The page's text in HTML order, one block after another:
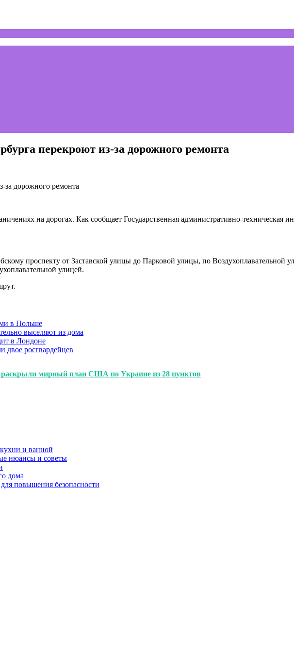
перекроют из-за дорожного ремонта
на дорогах. Как сообщает Государственная административно-техническая
проспекту от Заставской улицы до Парковой улицы, по Воздухоплавательной
улицей.
в Польше
выселяют из дома
в Лондоне
двое росгвардейцев
мирный план США по Украине из 28 пунктов
и ванной
нюансы и советы
дома
повышения безопасности